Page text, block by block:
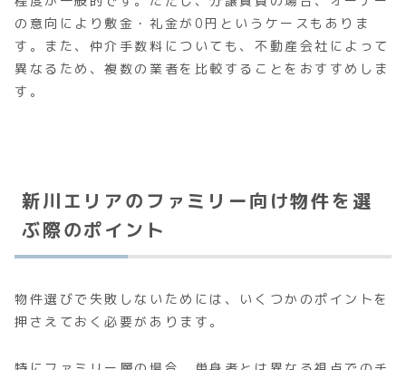
の意向により敷金・礼金が0円というケースもありま
す。また、仲介手数料についても、不動産会社によって
異なるため、複数の業者を比較することをおすすめしま
す。
新川エリアのファミリー向け物件を選
ぶ際のポイント
物件選びで失敗しないためには、いくつかのポイントを
押さえておく必要があります。